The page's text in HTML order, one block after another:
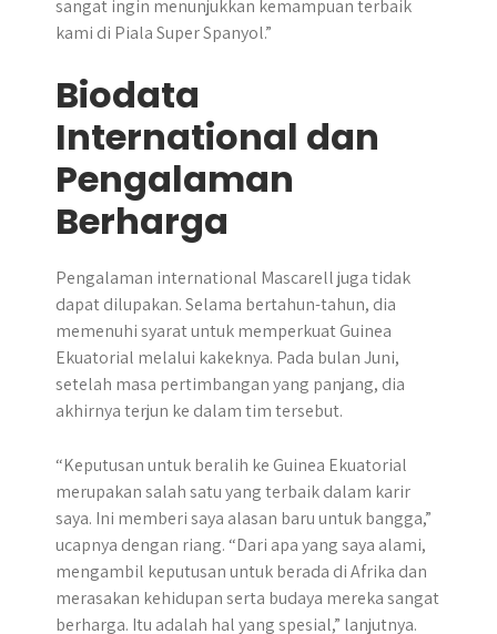
sangat ingin menunjukkan kemampuan terbaik
kami di Piala Super Spanyol.”
Biodata
International dan
Pengalaman
Berharga
Pengalaman international Mascarell juga tidak
dapat dilupakan. Selama bertahun-tahun, dia
memenuhi syarat untuk memperkuat Guinea
Ekuatorial melalui kakeknya. Pada bulan Juni,
setelah masa pertimbangan yang panjang, dia
akhirnya terjun ke dalam tim tersebut.
“Keputusan untuk beralih ke Guinea Ekuatorial
merupakan salah satu yang terbaik dalam karir
saya. Ini memberi saya alasan baru untuk bangga,”
ucapnya dengan riang. “Dari apa yang saya alami,
mengambil keputusan untuk berada di Afrika dan
merasakan kehidupan serta budaya mereka sangat
berharga. Itu adalah hal yang spesial,” lanjutnya.